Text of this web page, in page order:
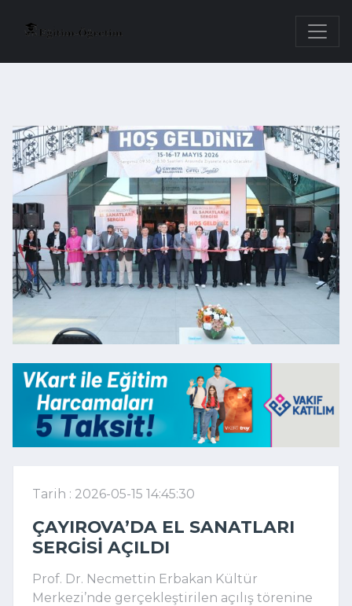
Tarih : 2026-05-15 14:45:30
ÇAYIROVA’DA EL SANATLARI
SERGISI AÇILDI
Prof. Dr. Necmettin Erbakan Kültür
Merkezi’nde gerçekleştirilen açılış törenine